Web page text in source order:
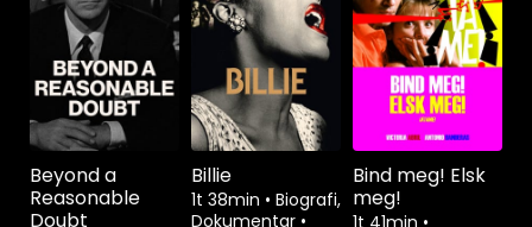
Beyond a
Reasonable
Doubt
Billie
1t 38min • Biografi,
Dokumentar •
Bind meg! Elsk
meg!
1t 41min •